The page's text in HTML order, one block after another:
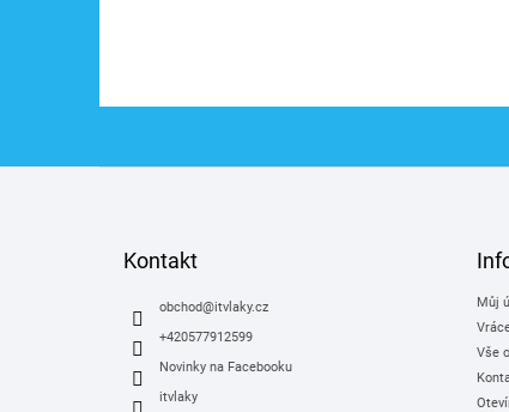
Kontakt
obchod@itvlaky.cz
+420577912599
Novinky na Facebooku
itvlaky
Můj
Vše